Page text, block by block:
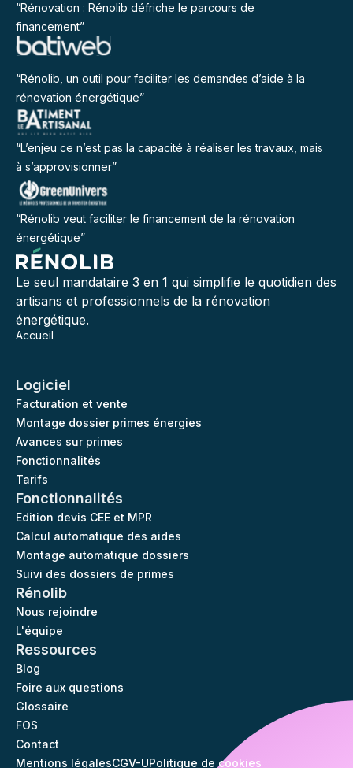
“Rénovation : Rénolib défriche le parcours de
financement”
“Rénolib, un outil pour faciliter les demandes d’aide à la
rénovation énergétique”
“L’enjeu ce n’est pas la capacité à réaliser les travaux, mais
à s’approvisionner”
“Rénolib veut faciliter le financement de la rénovation
énergétique”
Le seul mandataire 3 en 1 qui simplifie le quotidien des
artisans et professionnels de la rénovation
énergétique.
Accueil
Logiciel
Facturation et vente
Montage dossier primes énergies
Avances sur primes
Fonctionnalités
Tarifs
Fonctionnalités
Edition devis CEE et MPR
Calcul automatique des aides
Montage automatique dossiers
Suivi des dossiers de primes
Rénolib
Nous rejoindre
L'équipe
Ressources
Blog
Foire aux questions
Glossaire
FOS
Contact
Mentions légalesCGV-UPolitique de cookies